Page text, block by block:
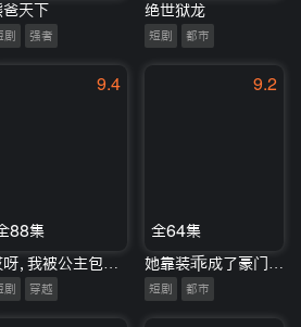
爸天下
剧 强者
绝世狱龙
短剧 都市
9.4
88集
剧 穿越
9.2
全64集
短剧 都市